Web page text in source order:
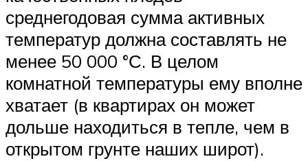
среднегодовая сумма активных
температур должна составлять не
менее 50 000 °С. В целом
комнатной температуры ему вполне
хватает (в квартирах он может
дольше находиться в тепле, чем в
открытом грунте наших широт).